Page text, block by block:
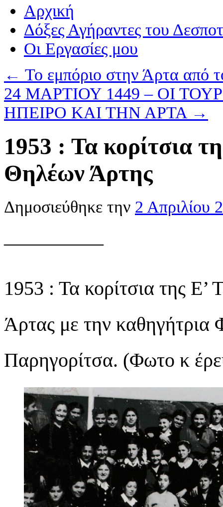
Αρχική
Δόξες Αγήραντες του
Οι Eργασίες μου
← Το εμπόριο στην Άρτα από
24 ΜΑΡΤΙΟΥ 1449 – ΟΙ
ΗΠΕΙΡΟ ΚΑΙ ΤΗΝ ΑΡΤΑ →
1953 : Τα κορίτσια
Θηλέων Άρτης
Δημοσιεύθηκε την 2 Απριλίου
—————
1953 : Τα κορίτσια της
Άρτας με την καθηγήτρια
Παρηγορίτσα. (Φωτο κ